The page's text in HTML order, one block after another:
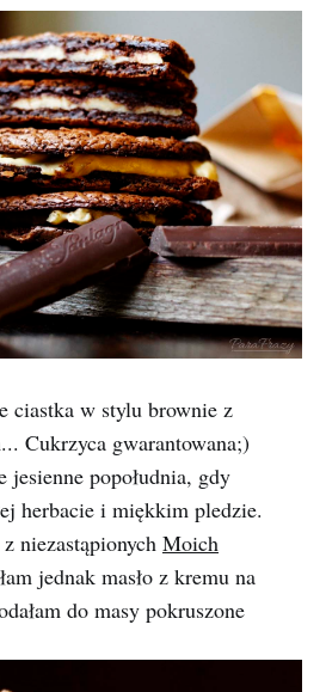
ciastka w stylu brownie z
Cukrzyca gwarantowana;)
jesienne popołudnia, gdy
herbacie i miękkim pledzie.
niezastąpionych Moich
jednak masło z kremu na
do masy pokruszone